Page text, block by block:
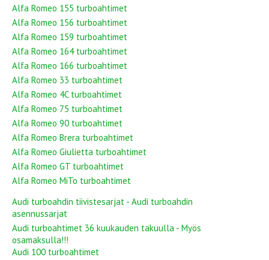
Alfa Romeo 155 turboahtimet
Alfa Romeo 156 turboahtimet
Alfa Romeo 159 turboahtimet
Alfa Romeo 164 turboahtimet
Alfa Romeo 166 turboahtimet
Alfa Romeo 33 turboahtimet
Alfa Romeo 4C turboahtimet
Alfa Romeo 75 turboahtimet
Alfa Romeo 90 turboahtimet
Alfa Romeo Brera turboahtimet
Alfa Romeo Giulietta turboahtimet
Alfa Romeo GT turboahtimet
Alfa Romeo MiTo turboahtimet
Audi turboahdin tiivistesarjat - Audi turboahdin
asennussarjat
Audi turboahtimet 36 kuukauden takuulla - Myös
osamaksulla!!!
Audi 100 turboahtimet